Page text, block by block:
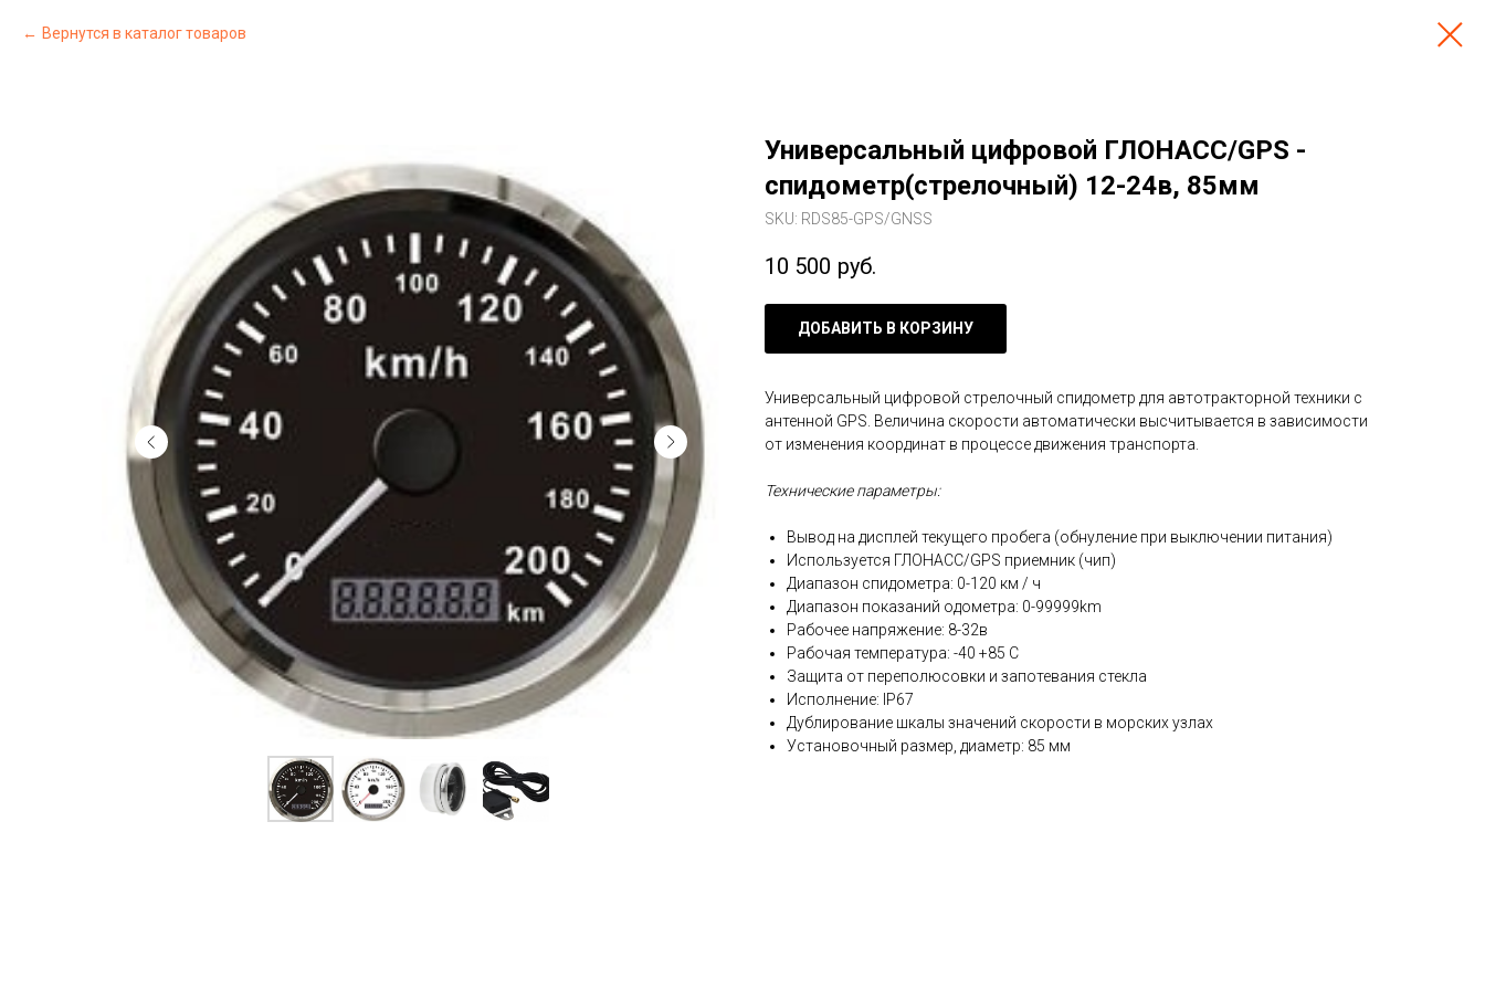
Вернутся в каталог товаров
Универсальный цифровой ГЛОНАСС/GPS -
спидометр(стрелочный) 12-24в, 85мм
SKU: RDS85-GPS/GNSS
10 500 руб.
ДОБАВИТЬ В КОРЗИНУ
Универсальный цифровой стрелочный спидометр для автотракторной техники с
антенной GPS. Величина скорости автоматически высчитывается в зависимости
от изменения координат в процессе движения транспорта.
Технические параметры:
Вывод на дисплей текущего пробега (обнуление при выключении питания)
Используется ГЛОНАСС/GPS приемник (чип)
Диапазон спидометра: 0-120 км / ч
Диапазон показаний одометра: 0-99999km
Рабочее напряжение: 8-32в
Рабочая температура: -40 +85 С
Защита от переполюсовки и запотевания стекла
Исполнение: IP67
Дублирование шкалы значений скорости в морских узлах
Установочный размер, диаметр: 85 мм